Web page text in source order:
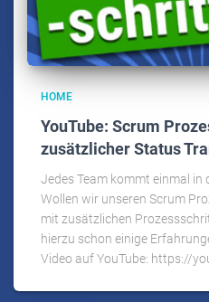
HOME
YouTube: Scrum
zusätzlicher Status
Jedes Team kommt einmal in
Wollen wir unseren Scrum
mit zusätzlichen
hierzu schon einige
Video auf YouTube: https://